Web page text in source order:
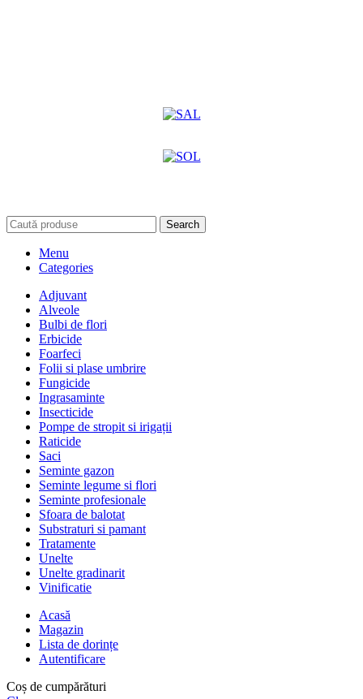
Search
Menu
Categories
Adjuvant
Alveole
Bulbi de flori
Erbicide
Foarfeci
Folii si plase umbrire
Fungicide
Ingrasaminte
Insecticide
Pompe de stropit si irigații
Raticide
Saci
Seminte gazon
Seminte legume si flori
Seminte profesionale
Sfoara de balotat
Substraturi si pamant
Tratamente
Unelte
Unelte gradinarit
Vinificatie
Acasă
Magazin
Lista de dorințe
Autentificare
Coș de cumpărături